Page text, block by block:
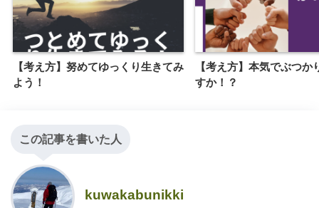
【考え方】努めてゆっくり生きてみ
よう！
【考え方】本気でぶつか
すか！？
この記事を書いた人
kuwakabunikki